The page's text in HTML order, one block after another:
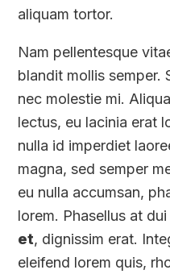
aliquam tortor.
Nam pellentesque
blandit mollis semper.
nec molestie mi.
lectus, eu lacinia erat
nulla id imperdiet
magna, sed semper
eu nulla accumsan,
lorem. Phasellus at
et, dignissim erat.
eleifend lorem quis,